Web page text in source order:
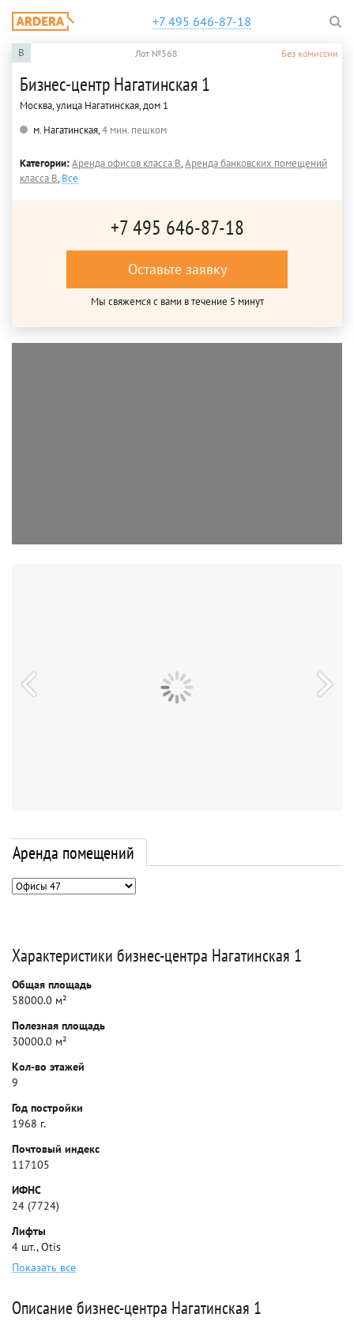
+7 495 646-87-18
B Лот №368 Без комиссии
Бизнес-центр Нагатинская 1
Москва, улица Нагатинская, дом 1
м. Нагатинская,4 мин. пешком
Категории:Аренда офисов класса B,Аренда банковских помещений
класса B,Все
+7 495 646-87-18
Оставьте заявку
Мы свяжемся с вами в течение 5 минут
Аренда помещений
Характеристики бизнес-центра Нагатинская 1
Общая площадь
58000.0 м²
Полезная площадь
30000.0 м²
Кол-во этажей
9
Год постройки
1968 г.
Почтовый индекс
117105
ИФНС
24 (7724)
Лифты
4 шт., Otis
Показать все
Описание бизнес-центра Нагатинская 1